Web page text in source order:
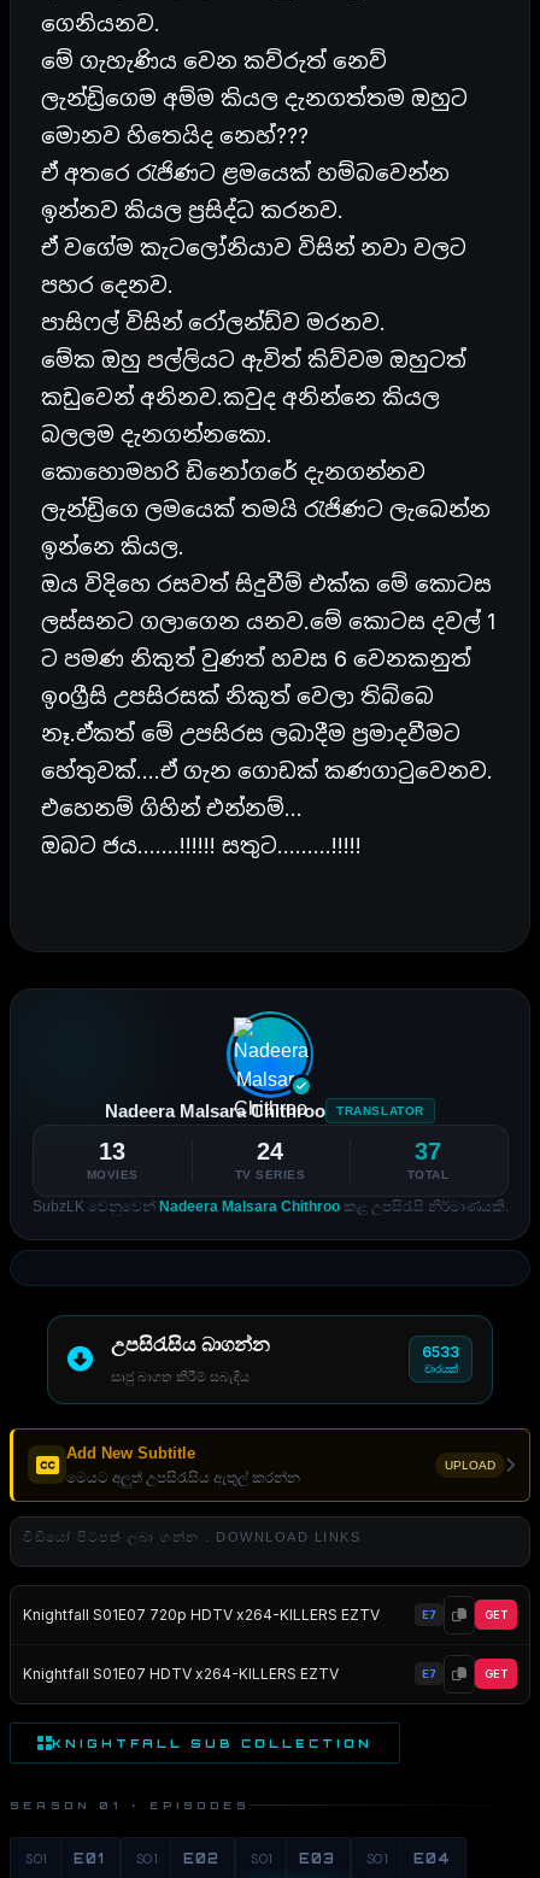
ගෙනියනව.
මේ ගැහැණිය වෙන කව්රුත් නෙව්
ලැන්ඩ්‍රිගෙම අම්ම කියල දැනගත්තම ඔහුට
මොනව හිතෙයිද නෙහ්???
ඒ අතරෙ රැජිණට ළමයෙක් හම්බවෙන්න
ඉන්නව කියල ප්‍රසිද්ධ කරනව.
ඒ වගේම කැටලෝනියාව විසින් නවා වලට
පහර දෙනව.
පාසිෆල් විසින් රෝලන්ඩ්ව මරනව.
මේක ඔහු පල්ලියට ඇවිත් කිව්වම ඔහුටත්
කඩුවෙන් අනිනව.කවුද අනින්නෙ කියල
බලලම දැනගන්නකො.
කොහොමහරි ඩිනෝගරේ දැනගන්නව
ලැන්ඩ්‍රිගෙ ලමයෙක් තමයි රැජිණට ලැබෙන්න
ඉන්නෙ කියල.
ඔය විදිහෙ රසවත් සිදුවීම් එක්ක මේ කොටස
ලස්සනට ගලාගෙන යනව.මේ කොටස දවල් 1
ට පමණ නිකුත් වුණත් හවස 6 වෙනකනුත්
ඉoග්‍රීසි උපසිරසක් නිකුත් වෙලා තිබ්බෙ
නෑ.ඒකත් මේ උපසිරස ලබාදීම ප්‍රමාදවීමට
හේතුවක්….ඒ ගැන ගොඩක් කණගාටුවෙනව.
එහෙනම් ගිහින් එන්නම්…
ඔබට ජය…….!!!!!! සතුට………!!!!!
Nadeera Malsara Chithroo TRANSLATOR
13
MOVIES
24
TV SERIES
37
TOTAL
SubzLK වෙනුවෙන් Nadeera Malsara Chithrooකළ උපසිරැසි නිර්මාණයකි.
උපසිරැසිය බාගන්න
සෘජු බාගත කිරීම් සබැඳිය
6533
වාරයක්
Add New Subtitle
මෙයට අලුත් උපසිරැසිය ඇතුල් කරන්න
UPLOAD
වීඩියෝ පිටපත් ලබා ගන්න . DOWNLOAD LINKS
Knightfall S01E07 720p HDTV x264-KILLERS EZTV E7 GET
Knightfall S01E07 HDTV x264-KILLERS EZTV E7 GET
KNIGHTFALL SUB COLLECTION
SEASON 01 · EPISODES
S01 E01 S01 E02 S01 E03 S01 E04